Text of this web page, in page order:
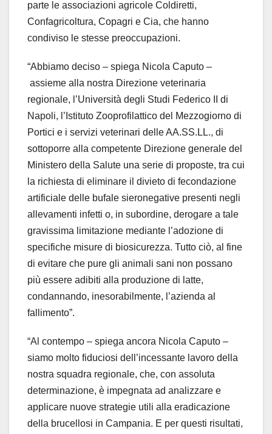
parte le associazioni agricole Coldiretti,
Confagricoltura, Copagri e Cia, che hanno
condiviso le stesse preoccupazioni.
“Abbiamo deciso – spiega Nicola Caputo –
assieme alla nostra Direzione veterinaria
regionale, l’Università degli Studi Federico II di
Napoli, l’Istituto Zooprofilattico del Mezzogiorno di
Portici e i servizi veterinari delle AA.SS.LL., di
sottoporre alla competente Direzione generale del
Ministero della Salute una serie di proposte, tra cui
la richiesta di eliminare il divieto di fecondazione
artificiale delle bufale sieronegative presenti negli
allevamenti infetti o, in subordine, derogare a tale
gravissima limitazione mediante l’adozione di
specifiche misure di biosicurezza. Tutto ciò, al fine
di evitare che pure gli animali sani non possano
più essere adibiti alla produzione di latte,
condannando, inesorabilmente, l’azienda al
fallimento”.
“Al contempo – spiega ancora Nicola Caputo –
siamo molto fiduciosi dell’incessante lavoro della
nostra squadra regionale, che, con assoluta
determinazione, è impegnata ad analizzare e
applicare nuove strategie utili alla eradicazione
della brucellosi in Campania. E per questi risultati,